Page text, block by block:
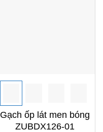
Gạch ốp lát men bóng
ZUBDX126-01